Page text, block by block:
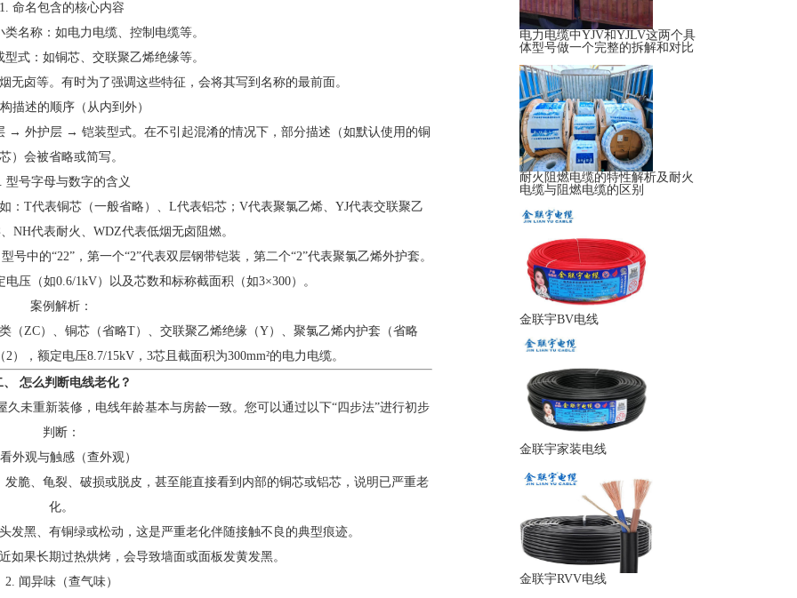
命名包含的核心内容
名称：如电力电缆、控制电缆等。
式：如铜芯、交联聚乙烯绝缘等。
无卤等。有时为了强调这些特征，会将其写到名称的最前面。
描述的顺序（从内到外）
外护层 → 铠装型式。在不引起混淆的情况下，部分描述（如默认使用的铜
芯）会被省略或简写。
型号字母与数字的含义
：T代表铜芯（一般省略）、L代表铝芯；V代表聚氯乙烯、YJ代表交联聚乙
NH代表耐火、WDZ代表低烟无卤阻燃。
中的“22”，第一个“2”代表双层钢带铠装，第二个“2”代表聚氯乙烯外护套。
压（如0.6/1kV）以及芯数和标称截面积（如3×300）。
案例解析：
（ZC）、铜芯（省略T）、交联聚乙烯绝缘（Y）、聚氯乙烯内护套（省略
，额定电压8.7/15kV，3芯且截面积为300mm²的电力电缆。
、 怎么判断电线老化？
未重新装修，电线年龄基本与房龄一致。您可以通过以下“四步法”进行初步
判断：
外观与触感（查外观）
脆、龟裂、破损或脱皮，甚至能直接看到内部的铜芯或铝芯，说明已严重老
化。
发黑、有铜绿或松动，这是严重老化伴随接触不良的典型痕迹。
如果长期过热烘烤，会导致墙面或面板发黄发黑。
2. 闻异味（查气味）
电力电缆中YJV和YJLV这两个具
体型号做一个完整的拆解和对比
耐火阻燃电缆的特性解析及耐火
电缆与阻燃电缆的区别
金联宇BV电线
金联宇家装电线
金联宇RVV电线